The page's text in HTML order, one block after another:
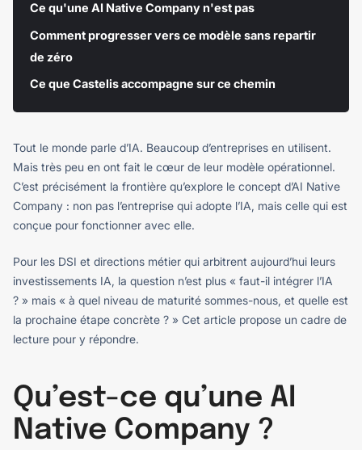
Ce qu'une AI Native Company n'est pas
Comment progresser vers ce modèle sans repartir
de zéro
Ce que Castelis accompagne sur ce chemin
Tout le monde parle d’IA. Beaucoup d’entreprises en utilisent.
Mais très peu en ont fait le cœur de leur modèle opérationnel.
C’est précisément la frontière qu’explore le concept d’AI Native
Company : non pas l’entreprise qui adopte l’IA, mais celle qui est
conçue pour fonctionner avec elle.
Pour les DSI et directions métier qui arbitrent aujourd’hui leurs
investissements IA, la question n’est plus « faut-il intégrer l’IA
? » mais « à quel niveau de maturité sommes-nous, et quelle est
la prochaine étape concrète ? » Cet article propose un cadre de
lecture pour y répondre.
Qu’est-ce qu’une AI
Native Company ?